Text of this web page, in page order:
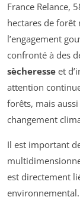
France Relance,
hectares de
l’engagement
confronté à des
sècheresse et
attention
forêts, mais
changement
Il est important
est directement